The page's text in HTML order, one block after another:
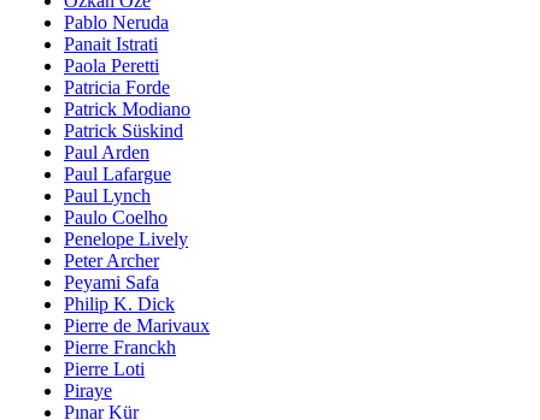
Pablo Neruda
Panait Istrati
Paola Peretti
Patricia Forde
Patrick Modiano
Patrick Süskind
Paul Arden
Paul Lafargue
Paul Lynch
Paulo Coelho
Penelope Lively
Peter Archer
Peyami Safa
Philip K. Dick
Pierre de Marivaux
Pierre Franckh
Pierre Loti
Piraye
Pınar Kür